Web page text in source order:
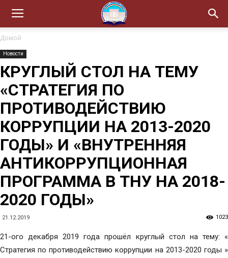
Домой
Новости
КРУГЛЫЙ СТОЛ НА ТЕМУ
«СТРАТЕГИЯ ПО
ПРОТИВОДЕЙСТВИЮ
КОРРУПЦИИ НА 2013-2020
ГОДЫ» И «ВНУТРЕННЯЯ
АНТИКОРРУПЦИОННАЯ
ПРОГРАММА В ТНУ НА 2018-
2020 ГОДЫ»
21.12.2019 1023
21-ого декабря 2019 года прошёл круглый стол на тему: «
Стратегия по противодействию коррупции на 2013-2020 годы »